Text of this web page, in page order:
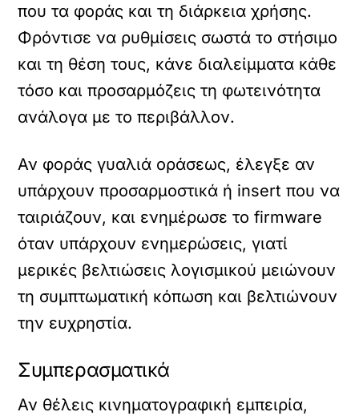
που τα φοράς και τη διάρκεια χρήσης.
Φρόντισε να ρυθμίσεις σωστά το στήσιμο
και τη θέση τους, κάνε διαλείμματα κάθε
τόσο και προσαρμόζεις τη φωτεινότητα
ανάλογα με το περιβάλλον.
Αν φοράς γυαλιά οράσεως, έλεγξε αν
υπάρχουν προσαρμοστικά ή insert που να
ταιριάζουν, και ενημέρωσε το firmware
όταν υπάρχουν ενημερώσεις, γιατί
μερικές βελτιώσεις λογισμικού μειώνουν
τη συμπτωματική κόπωση και βελτιώνουν
την ευχρηστία.
Συμπερασματικά
Αν θέλεις κινηματογραφική εμπειρία,